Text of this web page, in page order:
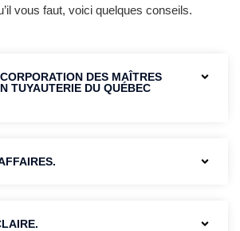
vous faut, voici quelques conseils.
DES MAÎTRES
TUYAUTERIE DU QUÉBEC